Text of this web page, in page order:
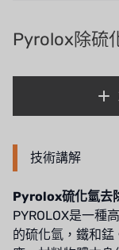
義大利AQUA
美國
美國 PENTAIR
連絡我們
招募經銷商表
Pyrolox除硫
技術講解
Pyrolox硫化氫去
PYROLOX是一種
的硫化氫，鐵和錳